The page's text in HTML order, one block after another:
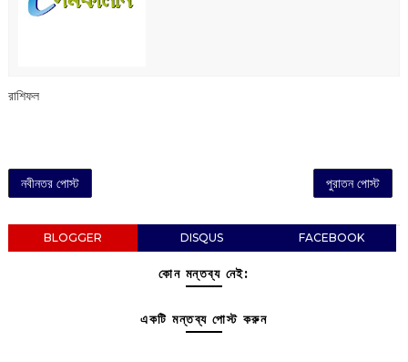
রাশিফল
নবীনতর পোস্ট পুরাতন পোস্ট
BLOGGER DISQUS FACEBOOK
কোন মন্তব্য নেই:
একটি মন্তব্য পোস্ট করুন